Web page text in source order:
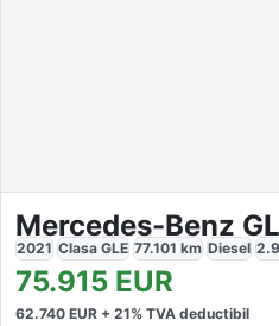
Mercedes-Benz
2021 Clasa GLE 77.101 km Diesel
75.915 EUR
62.740 EUR + 21% TVA deductibil